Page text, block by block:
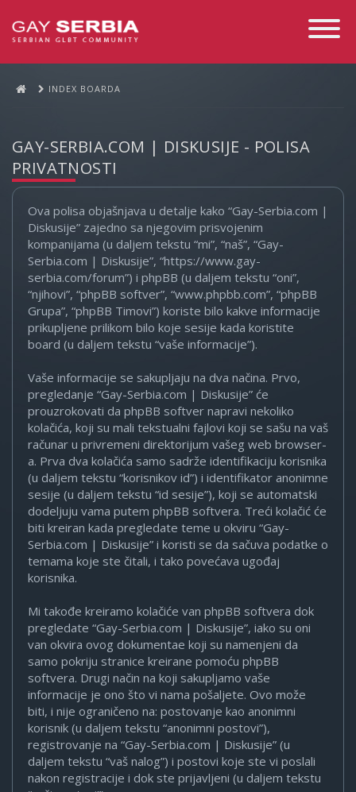
Toggle
INDEX BOARDA
GAY-SERBIA.COM | DISKUSIJE - POLISA
PRIVATNOSTI
Ova polisa objašnjava u detalje kako “Gay-Serbia.com |
Diskusije” zajedno sa njegovim prisvojenim
kompanijama (u daljem tekstu “mi”, “naš”, “Gay-
Serbia.com | Diskusije”, “https://www.gay-
serbia.com/forum”) i phpBB (u daljem tekstu “oni”,
“njihovi”, “phpBB softver”, “www.phpbb.com”, “phpBB
Grupa”, “phpBB Timovi”) koriste bilo kakve informacije
prikupljene prilikom bilo koje sesije kada koristite
board (u daljem tekstu “vaše informacije”).
Vaše informacije se sakupljaju na dva načina. Prvo,
pregledanje “Gay-Serbia.com | Diskusije” će
prouzrokovati da phpBB softver napravi nekoliko
kolačića, koji su mali tekstualni fajlovi koji se sašu na vaš
računar u privremeni direktorijum vašeg web browser-
a. Prva dva kolačića samo sadrže identifikaciju korisnika
(u daljem tekstu “korisnikov id”) i identifikator anonimne
sesije (u daljem tekstu “id sesije”), koji se automatski
dodeljuju vama putem phpBB softvera. Treći kolačić će
biti kreiran kada pregledate teme u okviru “Gay-
Serbia.com | Diskusije” i koristi se da sačuva podatke o
temama koje ste čitali, i tako povećava ugođaj
korisnika.
Mi takođe kreiramo kolačiće van phpBB softvera dok
pregledate “Gay-Serbia.com | Diskusije”, iako su oni
van okvira ovog dokumentae koji su namenjeni da
samo pokriju stranice kreirane pomoću phpBB
softvera. Drugi način na koji sakupljamo vaše
informacije je ono što vi nama pošaljete. Ovo može
biti, i nije ograničeno na: postovanje kao anonimni
korisnik (u daljem tekstu “anonimni postovi”),
registrovanje na “Gay-Serbia.com | Diskusije” (u
daljem tekstu “vaš nalog”) i postovi koje ste vi poslali
nakon registracije i dok ste prijavljeni (u daljem tekstu